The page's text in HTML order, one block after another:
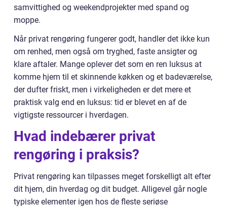
samvittighed og weekendprojekter med spand og
moppe.
Når privat rengøring fungerer godt, handler det ikke kun
om renhed, men også om tryghed, faste ansigter og
klare aftaler. Mange oplever det som en ren luksus at
komme hjem til et skinnende køkken og et badeværelse,
der dufter friskt, men i virkeligheden er det mere et
praktisk valg end en luksus: tid er blevet en af de
vigtigste ressourcer i hverdagen.
Hvad indebærer privat
rengøring i praksis?
Privat rengøring kan tilpasses meget forskelligt alt efter
dit hjem, din hverdag og dit budget. Alligevel går nogle
typiske elementer igen hos de fleste seriøse